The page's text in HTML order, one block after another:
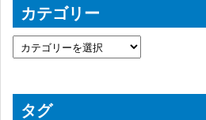
カテゴリー
タグ